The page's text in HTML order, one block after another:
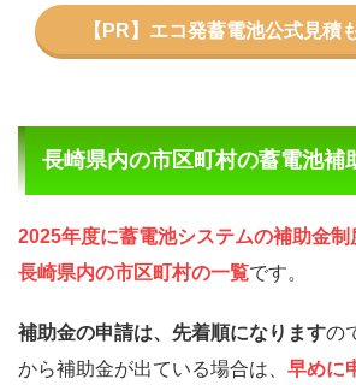
【PR】エコ発蓄電池公式見積
長崎県内の市区町村の蓄電池補
2025年度に蓄電池システムの補助金制
長崎県内の市区町村の一覧です。
補助金の申請は、先着順になりますの
から補助金が出ている場合は、 早めに